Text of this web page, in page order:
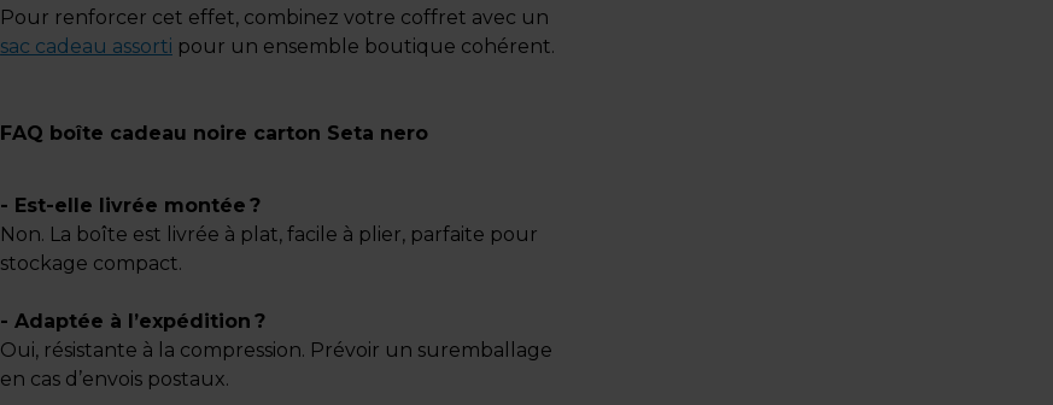
Pour renforcer cet effet, combinez votre coffret avec un
sac cadeau assorti pour un ensemble boutique cohérent.
FAQ boîte cadeau noire carton Seta nero
- Est-elle livrée montée ?
Non. La boîte est livrée à plat, facile à plier, parfaite pour
stockage compact.
- Adaptée à l’expédition ?
Oui, résistante à la compression. Prévoir un suremballage
en cas d’envois postaux.